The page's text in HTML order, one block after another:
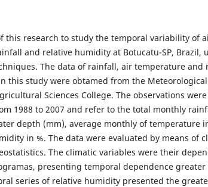
this research to study the temporal variability of
and relative humidity at Botucatu-SP, Brazil,
The data of rainfall, air temperature and
this study were obtamed from the Meteorological
Sciences College. The observations
1988 to 2007 and refer to the total monthly
depth (mm), average monthly of temperature
in %. The data were evaluated by means of
The climatic variables were their
presenting temporal dependence greater
series of relative humidity presented the